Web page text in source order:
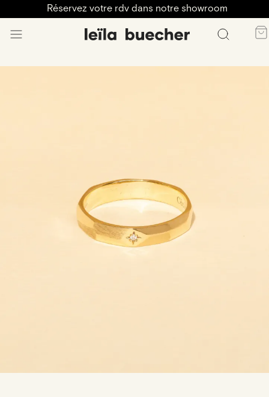
Réservez votre rdv dans notre showroom